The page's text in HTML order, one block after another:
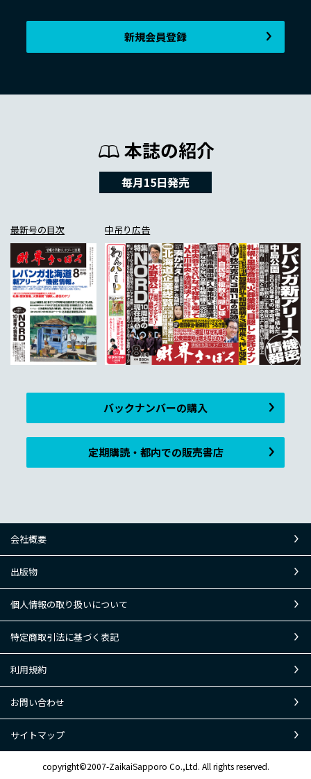
新規会員登録
本誌の紹介
毎月15日発売
最新号の目次 中吊り広告
バックナンバーの購入
定期購読・都内での販売書店
会社概要
出版物
個人情報の取り扱いについて
特定商取引法に基づく表記
利用規約
お問い合わせ
サイトマップ
copyright©2007-ZaikaiSapporo Co.,Ltd. All rights reserved.